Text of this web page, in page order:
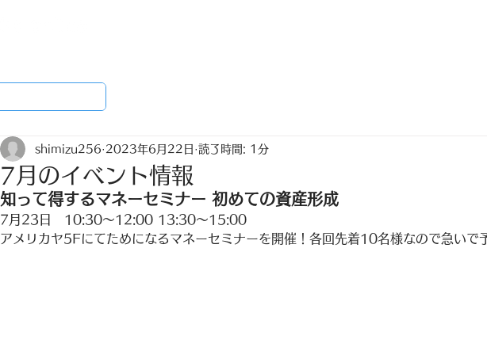
7月のイベント情報
shimizu256 2023年6月22日 読了時間: 1分
知って得するマネーセミナー 初めての資産形成
7月23日　10:30〜12:00 13:30〜15:00
アメリカヤ5Fにてためになるマネーセミナーを開催！各回先着10名様なので急いで